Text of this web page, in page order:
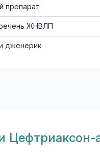
препарат
ЖНВЛП
дженерик